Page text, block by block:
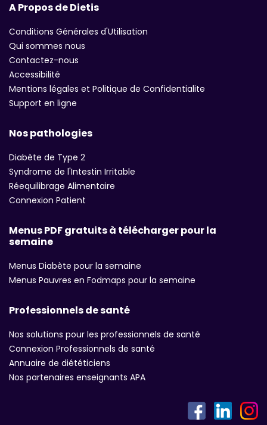
A Propos de Dietis
Conditions Générales d'Utilisation
Qui sommes nous
Contactez-nous
Accessibilité
Mentions légales et Politique de Confidentialite
Support en ligne
Nos pathologies
Diabète de Type 2
Syndrome de l'Intestin Irritable
Réequilibrage Alimentaire
Connexion Patient
Menus PDF gratuits à télécharger pour la
semaine
Menus Diabète pour la semaine
Menus Pauvres en Fodmaps pour la semaine
Professionnels de santé
Nos solutions pour les professionnels de santé
Connexion Professionnels de santé
Annuaire de diététiciens
Nos partenaires enseignants APA